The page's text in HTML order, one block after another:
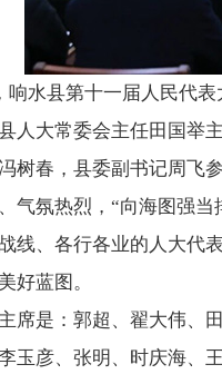
响水县第十一届人民代
人大常委会主任田国举
树春，县委副书记周飞
气氛热烈，“向海图强
线、各行各业的人大代
好蓝图。
席是：郭超、翟大伟、
玉彦、张明、时庆海、